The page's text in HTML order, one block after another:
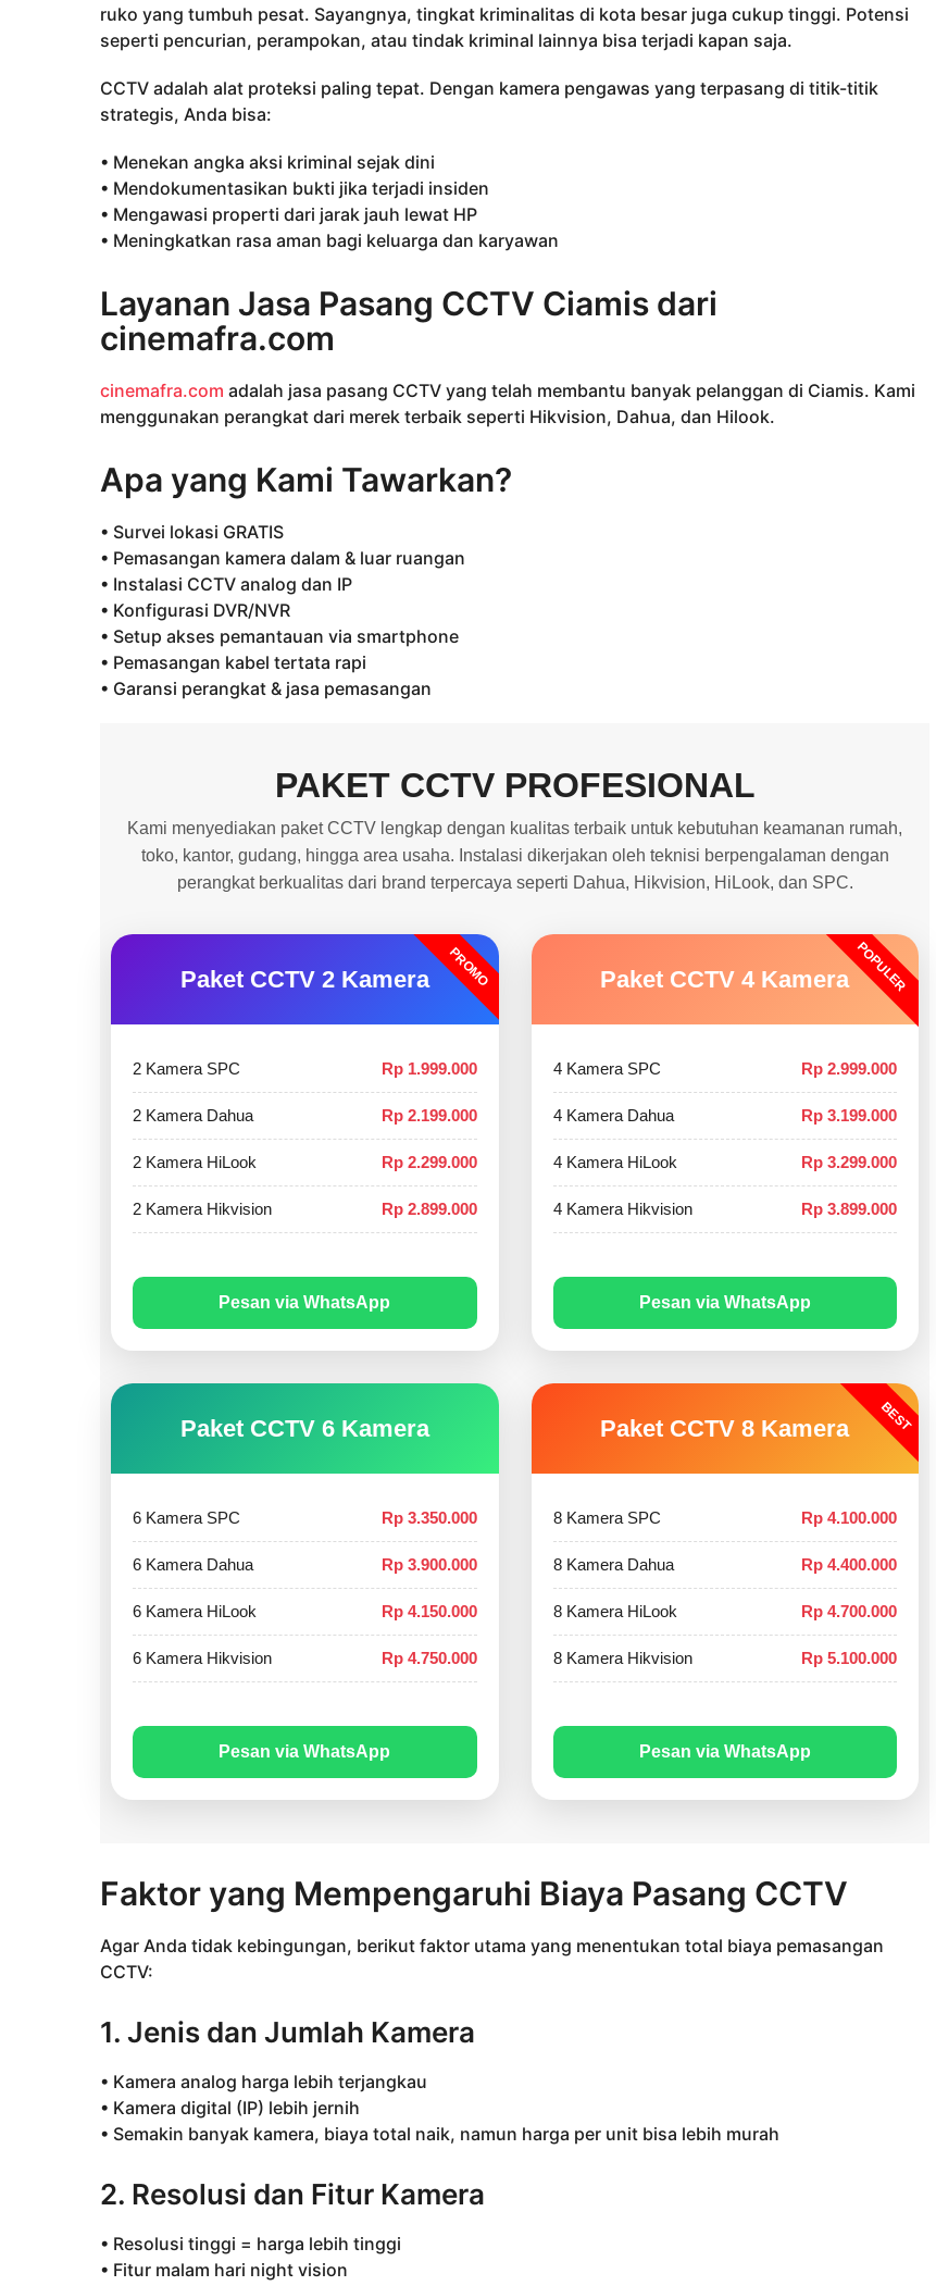
ruko yang tumbuh pesat. Sayangnya, tingkat kriminalitas di kota besar juga cukup tinggi. Potensi
seperti pencurian, perampokan, atau tindak kriminal lainnya bisa terjadi kapan saja.
CCTV adalah alat proteksi paling tepat. Dengan kamera pengawas yang terpasang di titik-titik
strategis, Anda bisa:
• Menekan angka aksi kriminal sejak dini
• Mendokumentasikan bukti jika terjadi insiden
• Mengawasi properti dari jarak jauh lewat HP
• Meningkatkan rasa aman bagi keluarga dan karyawan
Layanan Jasa Pasang CCTV Ciamis dari
cinemafra.com
cinemafra.com adalah jasa pasang CCTV yang telah membantu banyak pelanggan di Ciamis. Kami
menggunakan perangkat dari merek terbaik seperti Hikvision, Dahua, dan Hilook.
Apa yang Kami Tawarkan?
• Survei lokasi GRATIS
• Pemasangan kamera dalam & luar ruangan
• Instalasi CCTV analog dan IP
• Konfigurasi DVR/NVR
• Setup akses pemantauan via smartphone
• Pemasangan kabel tertata rapi
• Garansi perangkat & jasa pemasangan
PAKET CCTV PROFESIONAL
Kami menyediakan paket CCTV lengkap dengan kualitas terbaik untuk kebutuhan keamanan rumah,
toko, kantor, gudang, hingga area usaha. Instalasi dikerjakan oleh teknisi berpengalaman dengan
perangkat berkualitas dari brand terpercaya seperti Dahua, Hikvision, HiLook, dan SPC.
PROMO
Paket CCTV 2 Kamera
2 Kamera SPC Rp 1.999.000
2 Kamera Dahua Rp 2.199.000
2 Kamera HiLook Rp 2.299.000
2 Kamera Hikvision Rp 2.899.000
Pesan via WhatsApp
POPULER
Paket CCTV 4 Kamera
4 Kamera SPC Rp 2.999.000
4 Kamera Dahua Rp 3.199.000
4 Kamera HiLook Rp 3.299.000
4 Kamera Hikvision Rp 3.899.000
Pesan via WhatsApp
Paket CCTV 6 Kamera
6 Kamera SPC Rp 3.350.000
6 Kamera Dahua Rp 3.900.000
6 Kamera HiLook Rp 4.150.000
6 Kamera Hikvision Rp 4.750.000
Pesan via WhatsApp
BEST
Paket CCTV 8 Kamera
8 Kamera SPC Rp 4.100.000
8 Kamera Dahua Rp 4.400.000
8 Kamera HiLook Rp 4.700.000
8 Kamera Hikvision Rp 5.100.000
Pesan via WhatsApp
Faktor yang Mempengaruhi Biaya Pasang CCTV
Agar Anda tidak kebingungan, berikut faktor utama yang menentukan total biaya pemasangan
CCTV:
1. Jenis dan Jumlah Kamera
• Kamera analog harga lebih terjangkau
• Kamera digital (IP) lebih jernih
• Semakin banyak kamera, biaya total naik, namun harga per unit bisa lebih murah
2. Resolusi dan Fitur Kamera
• Resolusi tinggi = harga lebih tinggi
• Fitur malam hari night vision